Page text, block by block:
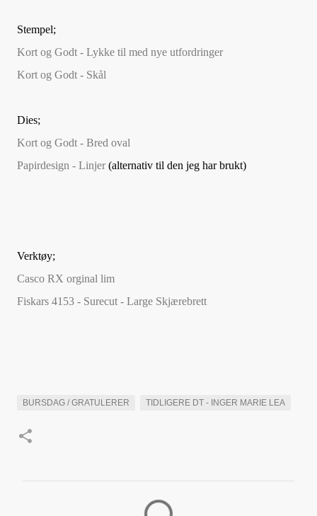
Stempel;
Kort og Godt - Lykke til med nye utfordringer
Kort og Godt - Skål
Dies;
Kort og Godt - Bred oval
Papirdesign - Linjer(alternativ til den jeg har brukt)
Verktøy;
Casco RX orginal lim
Fiskars 4153 - Surecut - Large Skjærebrett
BURSDAG / GRATULERER TIDLIGERE DT - INGER MARIE LEA